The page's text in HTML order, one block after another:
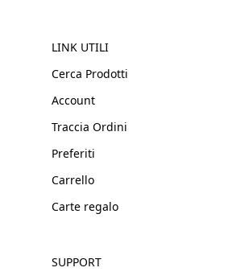
LINK UTILI
Cerca Prodotti
Account
Traccia Ordini
Preferiti
Carrello
Carte regalo
SUPPORT